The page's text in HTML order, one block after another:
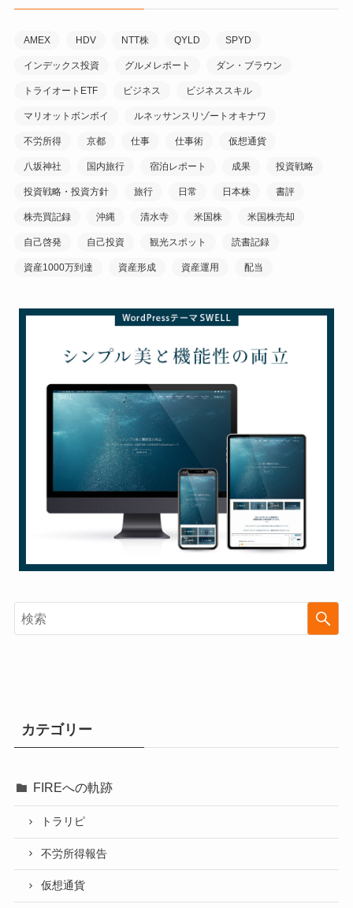
AMEX HDV NTT株 QYLD SPYD
インデックス投資 グルメレポート ダン・ブラウン
トライオートETF ビジネス ビジネススキル
マリオットボンボイ ルネッサンスリゾートオキナワ
不労所得 京都 仕事 仕事術 仮想通貨
八坂神社 国内旅行 宿泊レポート 成果 投資戦略
投資戦略・投資方針 旅行 日常 日本株 書評
株売買記録 沖縄 清水寺 米国株 米国株売却
自己啓発 自己投資 観光スポット 読書記録
資産1000万到達 資産形成 資産運用 配当
カテゴリー
FIREへの軌跡
トラリピ
不労所得報告
仮想通貨